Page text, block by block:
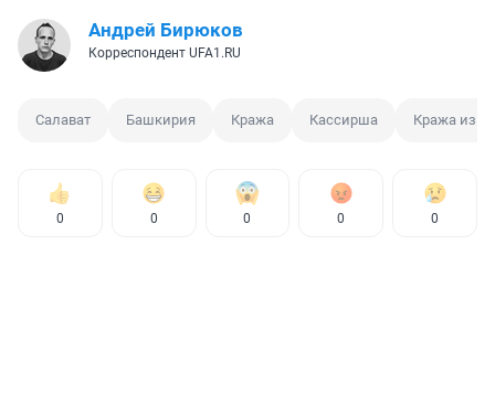
Андрей Бирюков
Корреспондент UFA1.RU
Салават Башкирия Кража Кассирша Кража из
0 0 0 0 0